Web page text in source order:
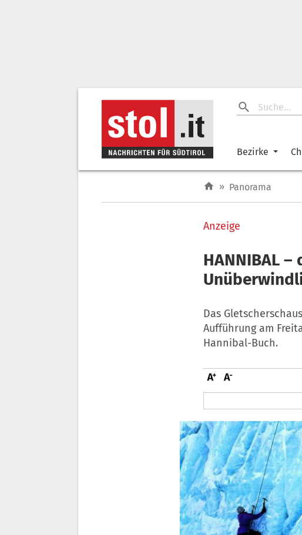
Bezirke
» Panorama
Anzeige
HANNIBAL
Das
Aufführung am
Hannibal-Buch.